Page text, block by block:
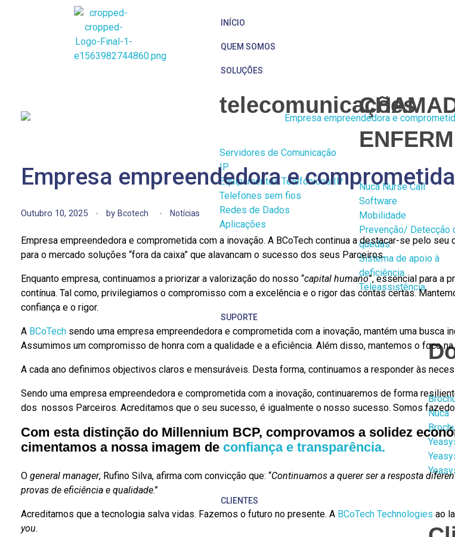
INÍCIO
QUEM SOMOS
SOLUÇÕES
telecomunicações
Servidores de Comunicação
IP
Equipamentos Telefónicos IP
Telefones sem fios
Redes de Dados
Aplicações
Nuca Nurse Call
Software
Mobilidade
Prevenção/ Detecção
quedas
Sistema de apoio à
deficiência
Teleassistência
SUPORTE
Nuca
CLIENTES
Empresa empreendedora e
Outubro 10, 2025 by Bcotech Notícias
Empresa empreendedora e comprometida com a inovação. A BCoTech continua a destacar-se pelo
para o mercado soluções “fora da caixa” que alavancam o sucesso dos seus Parceiros.
Enquanto empresa, continuamos a priorizar a valorização do nosso “capital humano”, essencial para a
contínua. Tal como, privilegiamos o compromisso com a excelência e o rigor das contas certas.
confiança e o rigor.
A BCoTech sendo uma empresa empreendedora e comprometida com a inovação, mantém uma
Assumimos um compromisso de honra com a qualidade e a eficiência. Além disso, mantemos o foco
A cada ano definimos objectivos claros e mensuráveis. Desta forma, continuamos a responder às
Sendo uma empresa empreendedora e comprometida com a inovação, continuaremos de forma
dos nossos Parceiros. Acreditamos que o seu sucesso, é igualmente o nosso sucesso. Somos
Com esta distinção do Millennium BCP, comprovamos a solidez
cimentamos a nossa imagem de confiança e transparência.
O general manager, Rufino Silva, afirma com convicção que: “Continuamos a querer ser a resposta
provas de eficiência e qualidade.”
Acreditamos que a tecnologia salva vidas. Fazemos o futuro no presente. A BCoTech Technologies ao
you.